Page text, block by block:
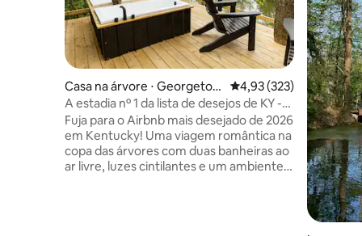
Casa na árvore ⋅ Georgetow
n
4,93 de uma avaliação
4,93 (323)
A estadia nº 1 da lista de desejos de KY -
Casa na árvore e banheiras ao ar livre
Fuja para o Airbnb mais desejado de 2026
em Kentucky! Uma viagem romântica na
copa das árvores com duas banheiras ao
ar livre, luzes cintilantes e um ambiente